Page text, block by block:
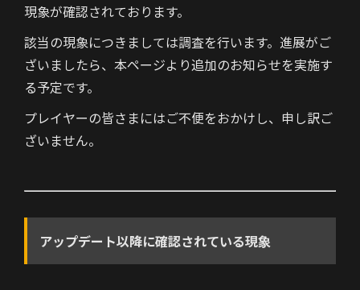
現象が確認されております。
該当の現象につきましては調査を行います。進展がご
ざいましたら、本ページより追加のお知らせを実施す
る予定です。
プレイヤーの皆さまにはご不便をおかけし、申し訳ご
ざいません。
アップデート以降に確認されている現象